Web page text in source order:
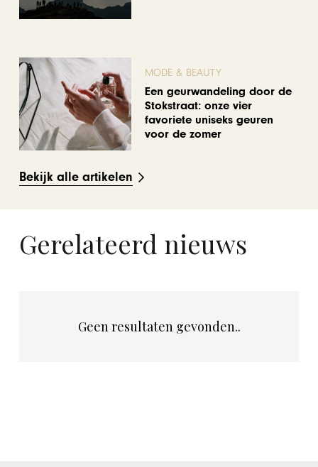
MODE & BEAUTY
Een geurwandeling door de
Stokstraat: onze vier
favoriete uniseks geuren
voor de zomer
Bekijk alle artikelen
Gerelateerd nieuws
Geen resultaten gevonden..